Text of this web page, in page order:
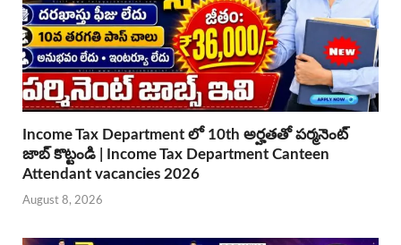
Income Tax Department లో 10th అర్హతతో పర్మనెంట్
జాబ్ కొట్టండి | Income Tax Department Canteen
Attendant vacancies 2026
August 8, 2026